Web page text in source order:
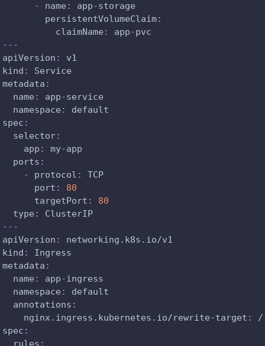
-
name : app-storage
persistentVolumeClaim:
claimName : app-pvc
---
apiVersion :
v1
kind :
Service
metadata :
name : app-service
namespace :
default
spec :
selector:
app : my-app
ports :
-
protocol :
TCP
port :
80
targetPort :
80
type :
ClusterIP
---
apiVersion :
networking.k8s.io/v1
kind :
Ingress
metadata :
name : app-ingress
namespace :
default
annotations :
nginx.ingress.kubernetes.io/rewrite-target :
/
spec :
rules :